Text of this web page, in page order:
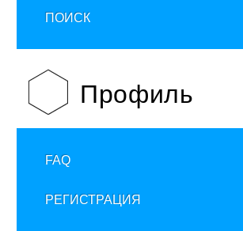
ПОИСК
Профиль
FAQ
РЕГИСТРАЦИЯ